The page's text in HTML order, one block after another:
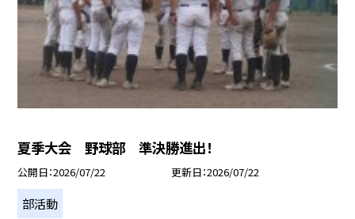
夏季大会 野球部 準決勝進出！
公開日 2026/07/22 更新日 2026/07/22
部活動